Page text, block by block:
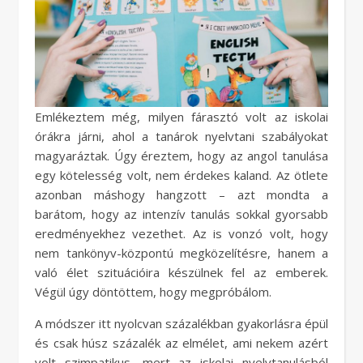
Emlékeztem még, milyen fárasztó volt az iskolai
órákra járni, ahol a tanárok nyelvtani szabályokat
magyaráztak. Úgy éreztem, hogy az angol tanulása
egy kötelesség volt, nem érdekes kaland. Az ötlete
azonban máshogy hangzott – azt mondta a
barátom, hogy az intenzív tanulás sokkal gyorsabb
eredményekhez vezethet. Az is vonzó volt, hogy
nem tankönyv-központú megközelítésre, hanem a
való élet szituációira készülnek fel az emberek.
Végül úgy döntöttem, hogy megpróbálom.
A módszer itt nyolcvan százalékban gyakorlásra épül
és csak húsz százalék az elmélet, ami nekem azért